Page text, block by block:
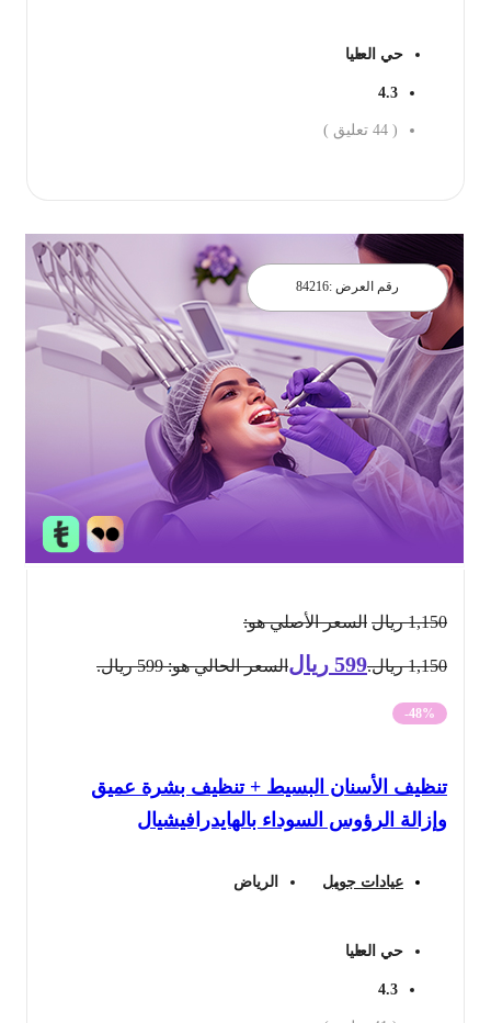
حي العليا
4.3
44 تعليق )
رقم العرض : 84216
1,150 ريال السعر الأصلي هو:
1,150 ريال. 599 ريالالسعر الحالي هو: 599 ريال.
-48%
تنظيف الأسنان البسيط + تنظيف بشرة عميق
وإزالة الرؤوس السوداء بالهايدرافيشيال
عيادات جويل الرياض
حي العليا
4.3